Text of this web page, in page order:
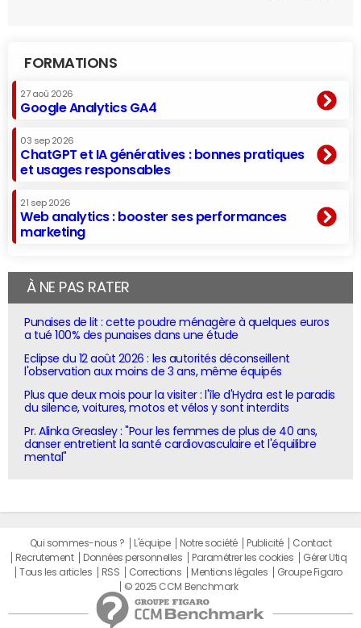
FORMATIONS
27 aoû 2026
Google Analytics GA4
03 sep 2026
ChatGPT et IA génératives : bonnes pratiques
et usages responsables
21 sep 2026
Web analytics : booster ses performances
marketing
À NE PAS RATER
Punaises de lit : cette poudre ménagère à quelques euros
a tué 100% des punaises dans une étude
Eclipse du 12 août 2026 : les autorités déconseillent
l'observation aux moins de 3 ans, même équipés
Plus que deux mois pour la visiter : l'île d'Hydra est le paradis
du silence, voitures, motos et vélos y sont interdits
Pr. Alinka Greasley : "Pour les femmes de plus de 40 ans,
danser entretient la santé cardiovasculaire et l'équilibre
mental"
Qui sommes-nous ? L'équipe Notre société Publicité
Contact
Recrutement
Données personnelles Paramétrer les cookies
Gérer Utiq
Tous les articles
RSS Corrections Mentions légales
Groupe Figaro
© 2025 CCM Benchmark